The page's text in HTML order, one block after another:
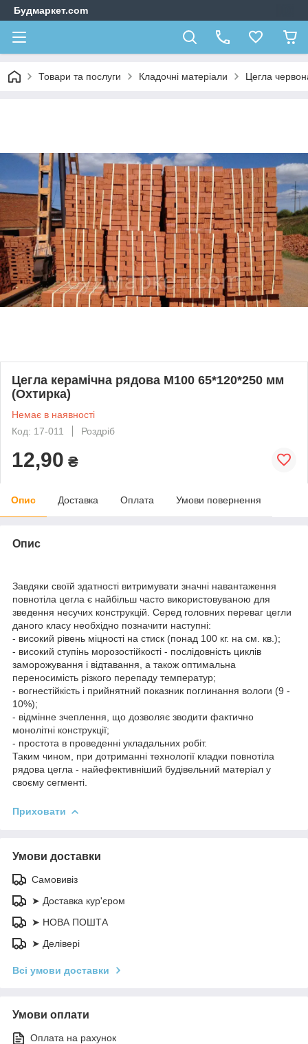
Будмаркет.com
Товари та послуги Кладочні матеріали Цегла
Цегла керамічна рядова М100 65*120*250 мм
(Охтирка)
Немає в наявності
Код: 17-011
Роздріб
12,90 ₴
Опис Доставка Оплата Умови повернення
Опис
Завдяки своїй здатності витримувати значні навантаження
повнотіла цегла є найбільш часто використовуваною для
зведення несучих конструкцій. Серед головних переваг цегли
даного класу необхідно позначити наступні:
- високий рівень міцності на стиск (понад 100 кг. на см. кв.);
- високий ступінь морозостійкості - послідовність циклів
заморожування і відтавання, а також оптимальна
переносимість різкого перепаду температур;
- вогнестійкість і прийнятний показник поглинання вологи (9 -
10%);
- відмінне зчеплення, що дозволяє зводити фактично
монолітні конструкції;
- простота в проведенні укладальних робіт.
Таким чином, при дотриманні технології кладки повнотіла
рядова цегла - найефективніший будівельний матеріал у
своєму сегменті.
Приховати
Умови доставки
Самовивіз
➤ Доставка кур'єром
➤ НОВА ПОШТА
➤ Делівері
Всі умови доставки
Умови оплати
Оплата на рахунок